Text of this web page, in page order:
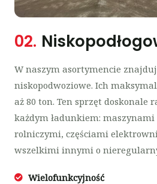
02.
W naszym asortymencie
niskopodwoziowe. Ich
aż 80 ton. Ten sprzęt doskonale
każdym ładunkiem:
rolniczymi, częściami
wszelkimi innymi o
Wielofunkcyjność